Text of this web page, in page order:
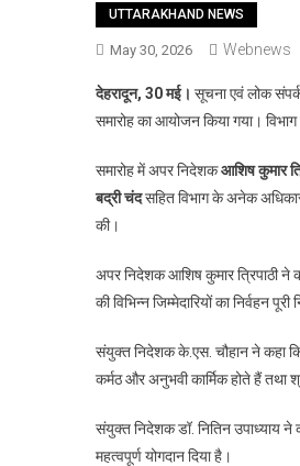
UTTARAKHAND NEWS
May 30, 2026 Webnews
देहरादून, 30 मई। सूचना एवं लोक
समारोह का आयोजन किया गया। विभाग
समारोह में अपर निदेशकआशिष कुमार
बद्री चंदसहित विभाग के अनेक
की।
अपर निदेशक आशिष कुमार त्रिपाठी ने
की विभिन्न जिम्मेदारियों का निर्वहन
संयुक्त निदेशक के.एस. चौहान ने कहा कि
कर्मठ और अनुभवी कार्मिक होते हैं तथा
संयुक्त निदेशक डॉ. नितिन उपाध्याय ने
महत्वपूर्ण योगदान दिया है।